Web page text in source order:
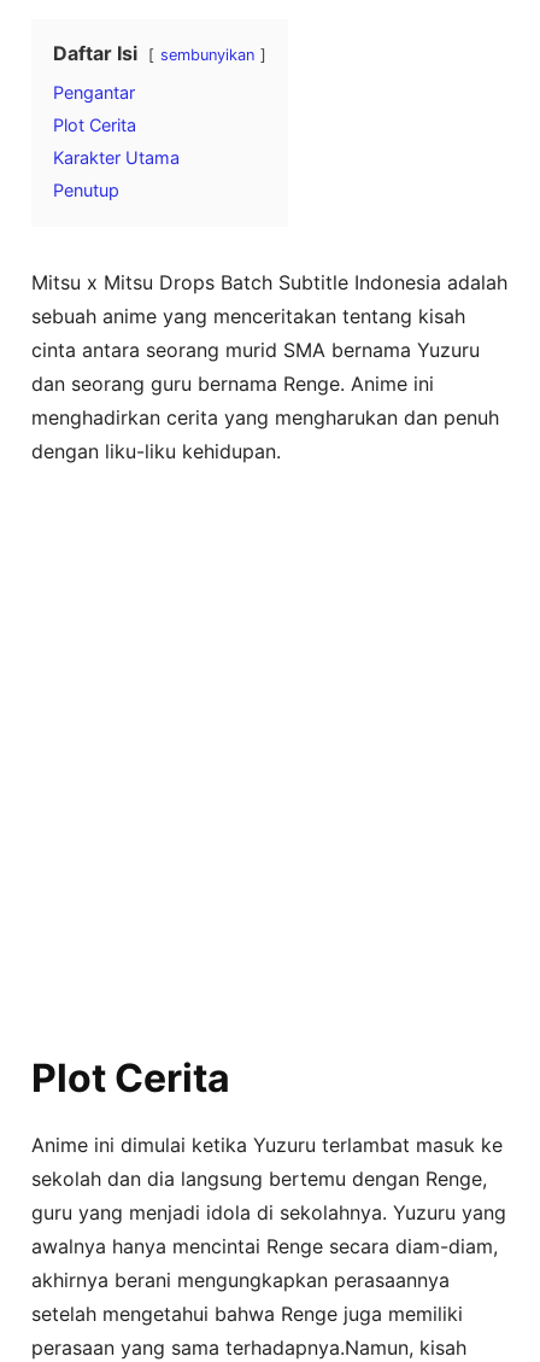
Daftar Isi sembunyikan
Pengantar
Plot Cerita
Karakter Utama
Penutup
Mitsu x Mitsu Drops Batch Subtitle Indonesia adalah
sebuah anime yang menceritakan tentang kisah
cinta antara seorang murid SMA bernama Yuzuru
dan seorang guru bernama Renge. Anime ini
menghadirkan cerita yang mengharukan dan penuh
dengan liku-liku kehidupan.
Plot Cerita
Anime ini dimulai ketika Yuzuru terlambat masuk ke
sekolah dan dia langsung bertemu dengan Renge,
guru yang menjadi idola di sekolahnya. Yuzuru yang
awalnya hanya mencintai Renge secara diam-diam,
akhirnya berani mengungkapkan perasaannya
setelah mengetahui bahwa Renge juga memiliki
perasaan yang sama terhadapnya.Namun, kisah